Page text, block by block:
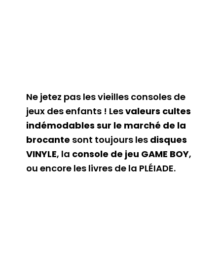
Ne jetez pas les vieilles consoles de
jeux des enfants ! Lesvaleurs cultes
indémodables sur le marché de la
brocante sont toujours les disques
VINYLE, la console de jeu GAME BOY,
ou encore les livres de la PLÉIADE.